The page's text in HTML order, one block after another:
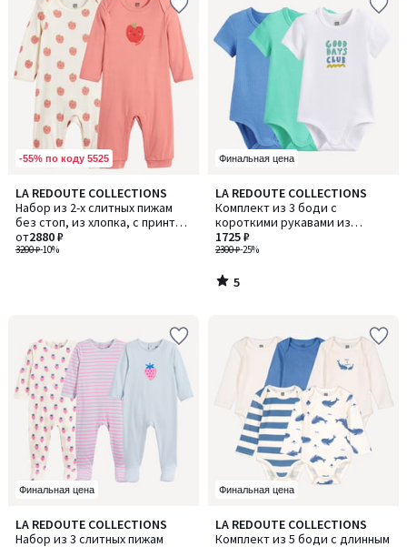
-55% по коду 5525
LA REDOUTE COLLECTIONS
Набор из 2-х слитных пижам
без стоп, из хлопка, с принтом
в виде яблок
3200 ₽-10%
от2880 ₽
Финальная цена
LA REDOUTE COLLECTIONS
Комплект из 3 боди с
короткими рукавами из
фактурного трикотажа
2300 ₽-25%
1725 ₽
5
/
5
5
/
Финальная цена
LA REDOUTE COLLECTIONS
Набор из 3 слитных пижам
5
/
Финальная цена
LA REDOUTE COLLECTIONS
Комплект из 5 боди с длинным